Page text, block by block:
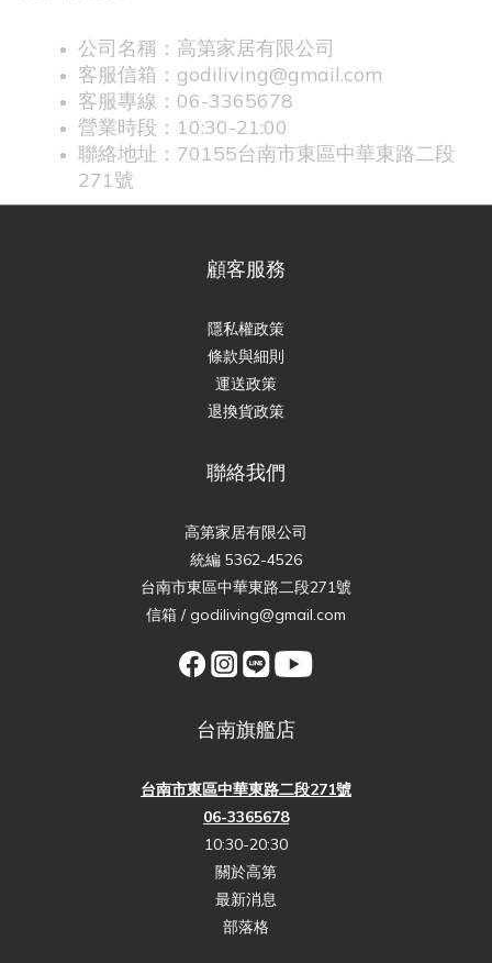
公司名稱：高第家居有限公司
客服信箱：godiliving@gmail.com
客服專線：06-3365678
營業時段：10:30-21:00
聯絡地址：70155台南市東區中華東路二段
271號
顧客服務
隱私權政策
條款與細則
運送政策
退換貨政策
聯絡我們
高第家居有限公司
統編 5362-4526
台南市東區中華東路二段271號
信箱 / godiliving@gmail.com
台南旗艦店
台南市東區中華東路二段271號
06-3365678
10:30-20:30
關於高第
最新消息
部落格